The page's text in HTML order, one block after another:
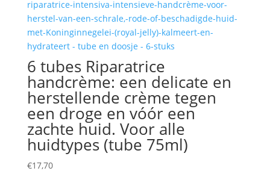
6 tubes Riparatrice
handcrème: een delicate en
herstellende crème tegen
een droge en vóór een
zachte huid. Voor alle
huidtypes (tube 75ml)
€17,70